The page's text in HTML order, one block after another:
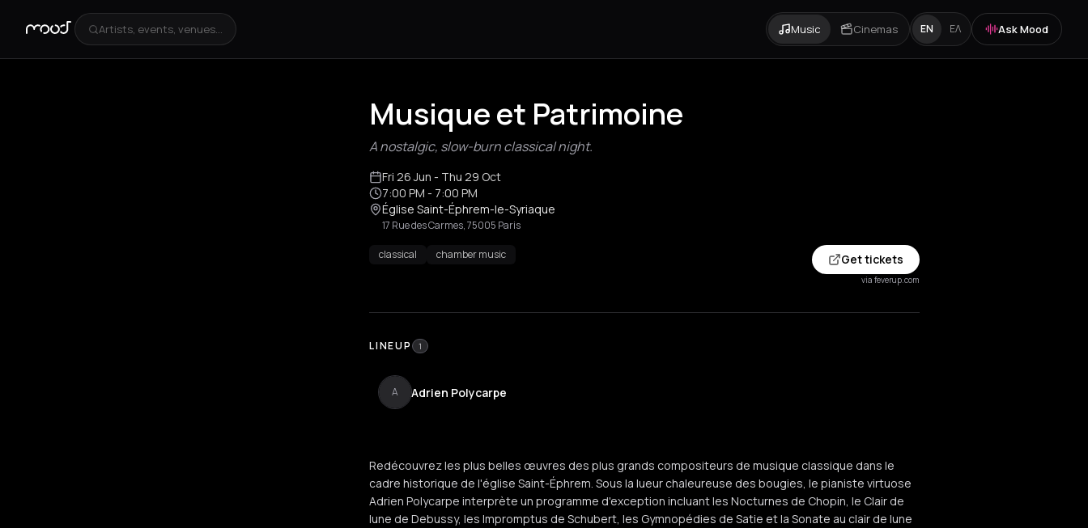
Artists, events, venues... Music Cinemas EN ΕΛ Ask Mood
Musique et Patrimoine
A nostalgic, slow-burn classical night.
Fri 26 Jun - Thu 29 Oct
7:00 PM - 7:00 PM
Église Saint-Éphrem-le-Syriaque
17 Rue des Carmes, 75005 Paris
classical chamber music Get tickets
via feverup.com
LINEUP 1
A Adrien Polycarpe
Redécouvrez les plus belles œuvres des plus grands compositeurs de musique classique dans le
cadre historique de l'église Saint-Éphrem. Sous la lueur chaleureuse des bougies, le pianiste virtuose
Adrien Polycarpe interprète un programme d'exception incluant les Nocturnes de Chopin, le Clair de
lune de Debussy, les Impromptus de Schubert, les Gymnopédies de Satie et la Sonate au clair de lune